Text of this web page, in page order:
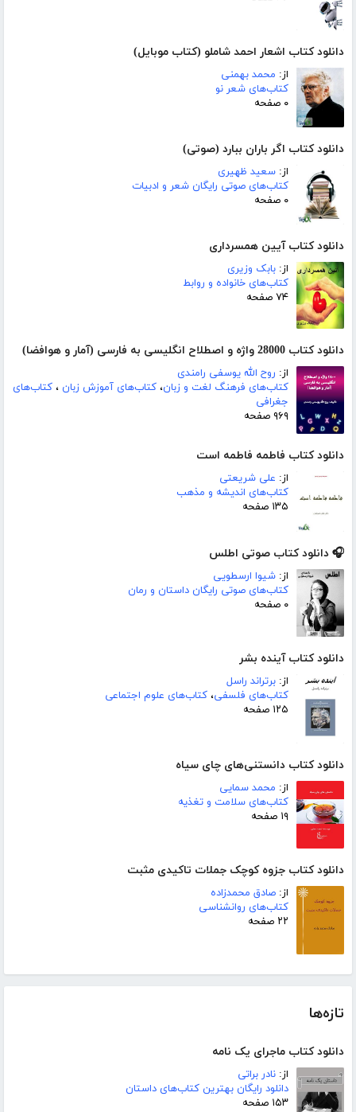
دانلود کتاب اشعار احمد شاملو (کتاب موبایل)
از: محمد بهمنی
کتاب‌های شعر نو
۰ صفحه
دانلود کتاب اگر باران ببارد (صوتی)
از: سعید ظهیری
کتاب‌های صوتی رایگان شعر و ادبیات
۰ صفحه
دانلود کتاب آیین همسرداری
از: بابک وزیری
کتاب‌های خانواده و روابط
۷۴ صفحه
دانلود کتاب 28000 واژه و اصطلاح انگلیسی به فارسی (آمار و هوافضا)
از: روح الله یوسفی رامندی
کتاب‌های فرهنگ لغت و زبان، کتاب‌های آموزش زبان ، کتاب‌های
جغرافی
۹۶۹ صفحه
دانلود کتاب فاطمه فاطمه است
از: علی شریعتی
کتاب‌های اندیشه و مذهب
۱۳۵ صفحه
🎧 دانلود کتاب صوتی اطلس
از: شیوا ارسطویی
کتاب‌های صوتی رایگان داستان و رمان
۰ صفحه
دانلود کتاب آینده بشر
از: برتراند راسل
کتاب‌های فلسفی، کتاب‌های علوم اجتماعی
۱۲۵ صفحه
دانلود کتاب دانستنی‌های چای سیاه
از: محمد سمایی
کتاب‌های سلامت و تغذیه
۱۹ صفحه
دانلود کتاب جزوه کوچک جملات تاکیدی مثبت
از: صادق محمدزاده
کتاب‌های روانشناسی
۲۲ صفحه
تازه‌ها
دانلود کتاب ماجرای یک نامه
از: نادر براتی
دانلود رایگان بهترین کتاب‌های داستان
۱۵۳ صفحه